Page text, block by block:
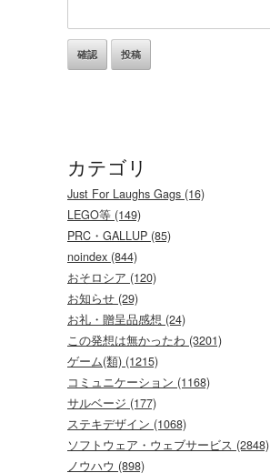
カテゴリ
Just For Laughs Gags (16)
LEGO等 (149)
PRC・GALLUP (85)
noindex (844)
おそロシア (120)
お知らせ (29)
お礼・贈呈品感想 (24)
この発想は無かったわ (3201)
ゲーム(類) (1215)
コミュニケーション (1168)
サルベージ (177)
ステキデザイン (1068)
ソフトウェア・ウェブサービス (2848)
ノウハウ (898)